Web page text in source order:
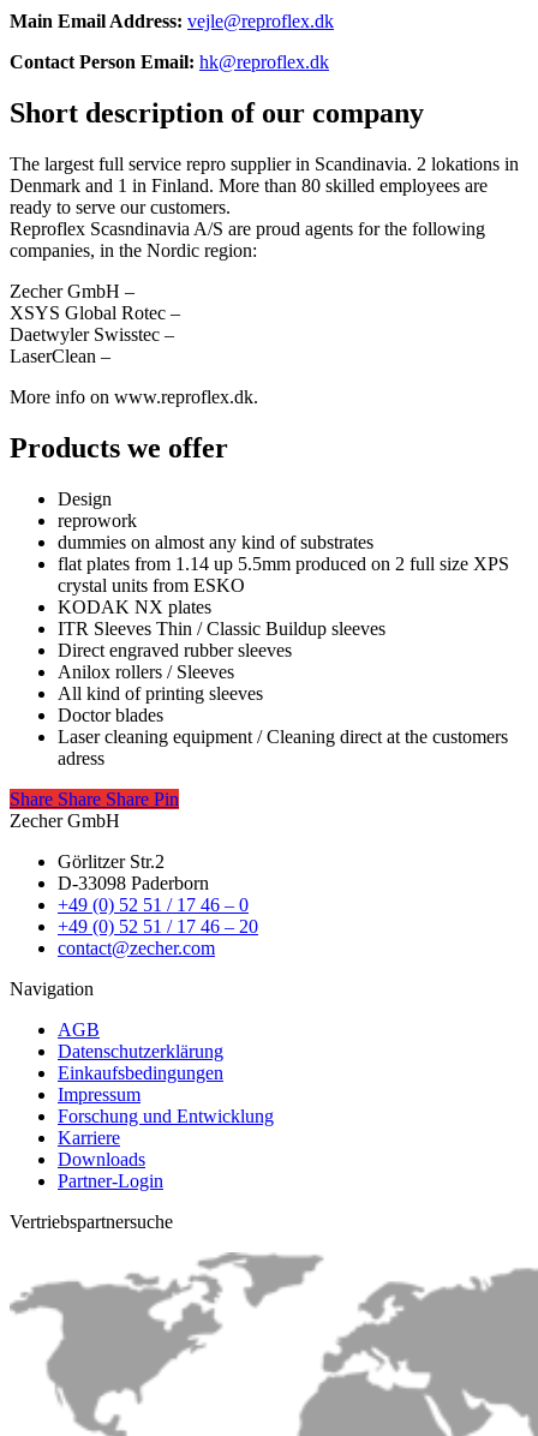
Main Email Address: vejle@reproflex.dk
Contact Person Email: hk@reproflex.dk
Short description of our company
The largest full service repro supplier in Scandinavia. 2 lokations in
Denmark and 1 in Finland. More than 80 skilled employees are
ready to serve our customers.
Reproflex Scasndinavia A/S are proud agents for the following
companies, in the Nordic region:
Zecher GmbH –
XSYS Global Rotec –
Daetwyler Swisstec –
LaserClean –
More info on www.reproflex.dk.
Products we offer
Design
reprowork
dummies on almost any kind of substrates
flat plates from 1.14 up 5.5mm produced on 2 full size XPS
crystal units from ESKO
KODAK NX plates
ITR Sleeves Thin / Classic Buildup sleeves
Direct engraved rubber sleeves
Anilox rollers / Sleeves
All kind of printing sleeves
Doctor blades
Laser cleaning equipment / Cleaning direct at the customers
adress
Share
Share Share Share Pin
Zecher GmbH
Görlitzer Str.2
D-33098 Paderborn
+49 (0) 52 51 / 17 46 – 0
+49 (0) 52 51 / 17 46 – 20
contact@zecher.com
Navigation
AGB
Datenschutzerklärung
Einkaufsbedingungen
Impressum
Forschung und Entwicklung
Karriere
Downloads
Partner-Login
Vertriebs­partnersuche